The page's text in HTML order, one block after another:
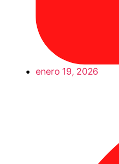
enero 19, 2026